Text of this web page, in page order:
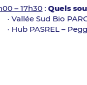
– 17h30 : Quels
Vallée Sud Bio
Hub PASREL –